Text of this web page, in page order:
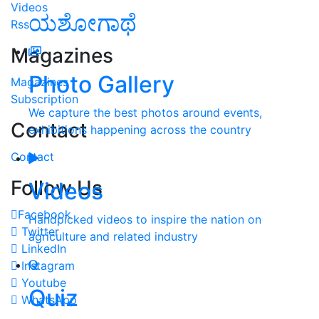
ಯಶೋಗಾಥೆ
Photo Gallery
We capture the best photos around events,
exhibitions happening across the country
Videos
Handpicked videos to inspire the nation on
agriculture and related industry
Quiz
Videos
Rss
Magazines
Magazines
Subscription
Contact
Contact
Follow Us
Facebook
Twitter
LinkedIn
Instagram
Youtube
WhatsApp